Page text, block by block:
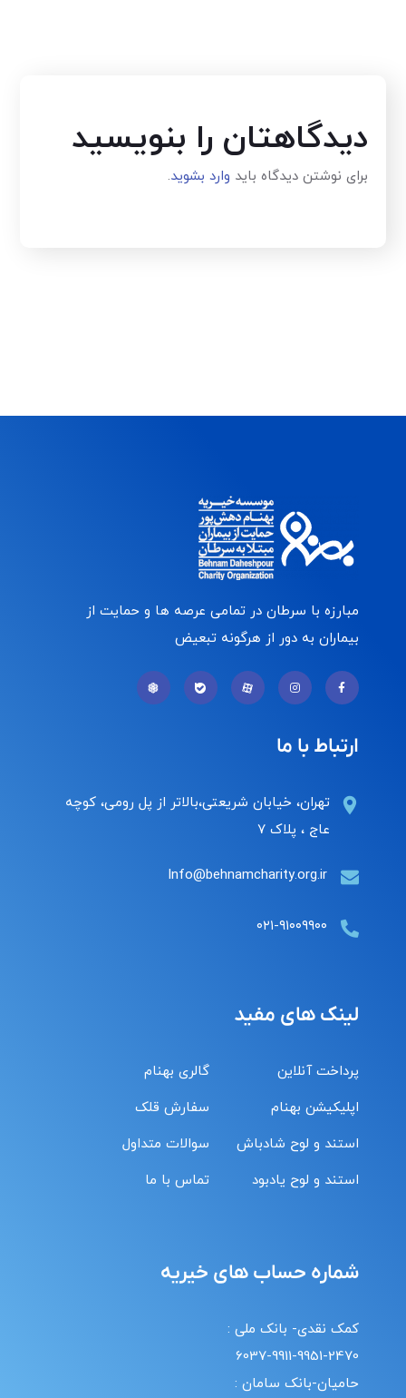
دیدگاهتان را بنویسید
برای نوشتن دیدگاه باید وارد بشوید.
مبارزه با سرطان در تمامی عرصه ها و حمایت از
بیماران به دور از هرگونه تبعیض
ارتباط با ما
تهران، خیابان شریعتی،بالاتر از پل رومی، کوچه
عاج ، پلاک ۷
Info@behnamcharity.org.ir
۰۲۱-۹۱۰۰۹۹۰۰
لینک های مفید
پرداخت آنلاین
اپلیکیشن بهنام
استند و لوح شادباش
استند و لوح یادبود
گالری بهنام
سفارش قلک
سوالات متداول
تماس با ما
شماره حساب های خیریه
کمک نقدی- بانک ملی :
6037-9911-9951-2470
حامیان-بانک سامان :